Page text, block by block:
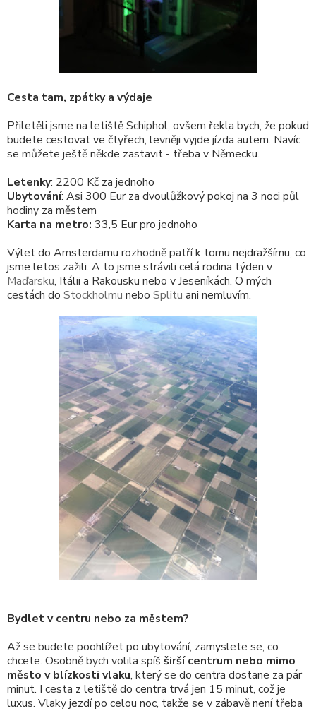
Cesta tam, zpátky a výdaje
Přiletěli jsme na letiště Schiphol, ovšem řekla bych, že pokud
budete cestovat ve čtyřech, levněji vyjde jízda autem. Navíc
se můžete ještě někde zastavit - třeba v Německu.
Letenky: 2200 Kč za jednoho
Ubytování: Asi 300 Eur za dvoulůžkový pokoj na 3 noci půl
hodiny za městem
Karta na metro: 33,5 Eur pro jednoho
Výlet do Amsterdamu rozhodně patří k tomu nejdražšímu, co
jsme letos zažili. A to jsme strávili celá rodina týden v
Maďarsku, Itálii a Rakousku nebo v Jeseníkách. O mých
cestách do Stockholmu nebo Splitu ani nemluvím.
Bydlet v centru nebo za městem?
Až se budete poohlížet po ubytování, zamyslete se, co
chcete. Osobně bych volila spíš širší centrum nebo mimo
město v blízkosti vlaku, který se do centra dostane za pár
minut. I cesta z letiště do centra trvá jen 15 minut, což je
luxus. Vlaky jezdí po celou noc, takže se v zábavě není třeba